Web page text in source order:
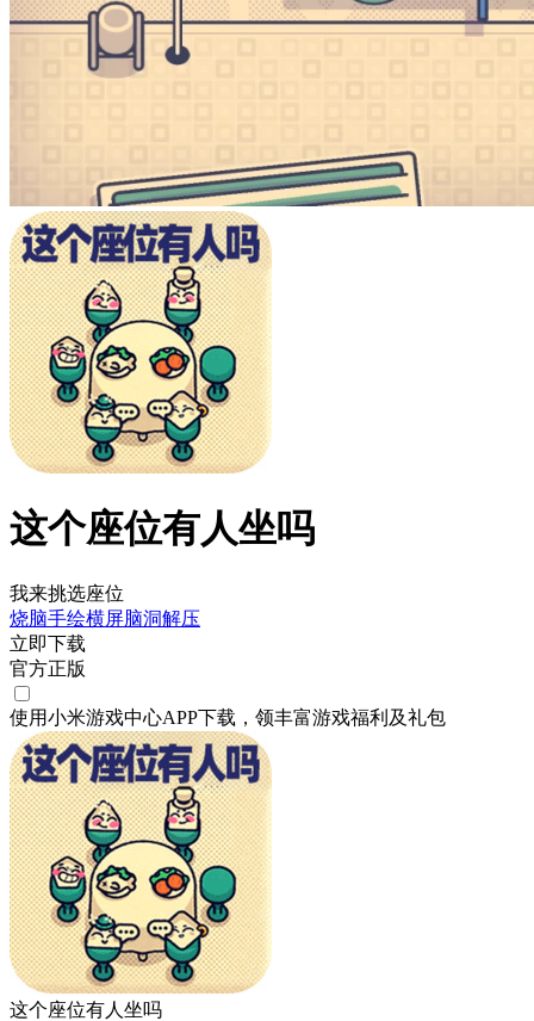
这个座位有人坐吗
我来挑选座位
烧脑手绘横屏脑洞解压
立即下载
官方正版
使用小米游戏中心APP下载 ，领丰富游戏福利 及礼包
这个座位有人坐吗